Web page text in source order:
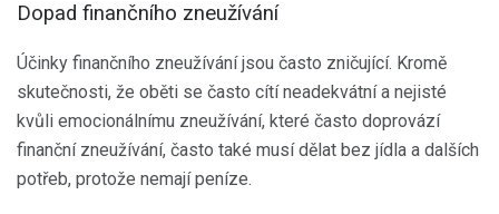
Dopad finančního zneužívání
Účinky finančního zneužívání jsou často zničující. Kromě
skutečnosti, že oběti se často cítí neadekvátní a nejisté
kvůli emocionálnímu zneužívání, které často doprovází
finanční zneužívání, často také musí dělat bez jídla a dalších
potřeb, protože nemají peníze.